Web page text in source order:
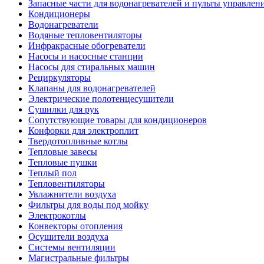
Запасные части для водонагревателей и пульты
Кондиционеры
Водонагреватели
Водяные тепловентиляторы
Инфракрасные обогреватели
Насосы и насосные станции
Насосы для стиральных машин
Рециркуляторы
Клапаны для водонагревателей
Электрические полотенцесушители
Сушилки для рук
Сопутствующие товары для кондиционеров
Конфорки для электроплит
Твердотопливные котлы
Тепловые завесы
Тепловые пушки
Теплый пол
Тепловентиляторы
Увлажнители воздуха
Фильтры для воды под мойку
Электрокотлы
Конвекторы отопления
Осушители воздуха
Системы вентиляции
Магистральные фильтры